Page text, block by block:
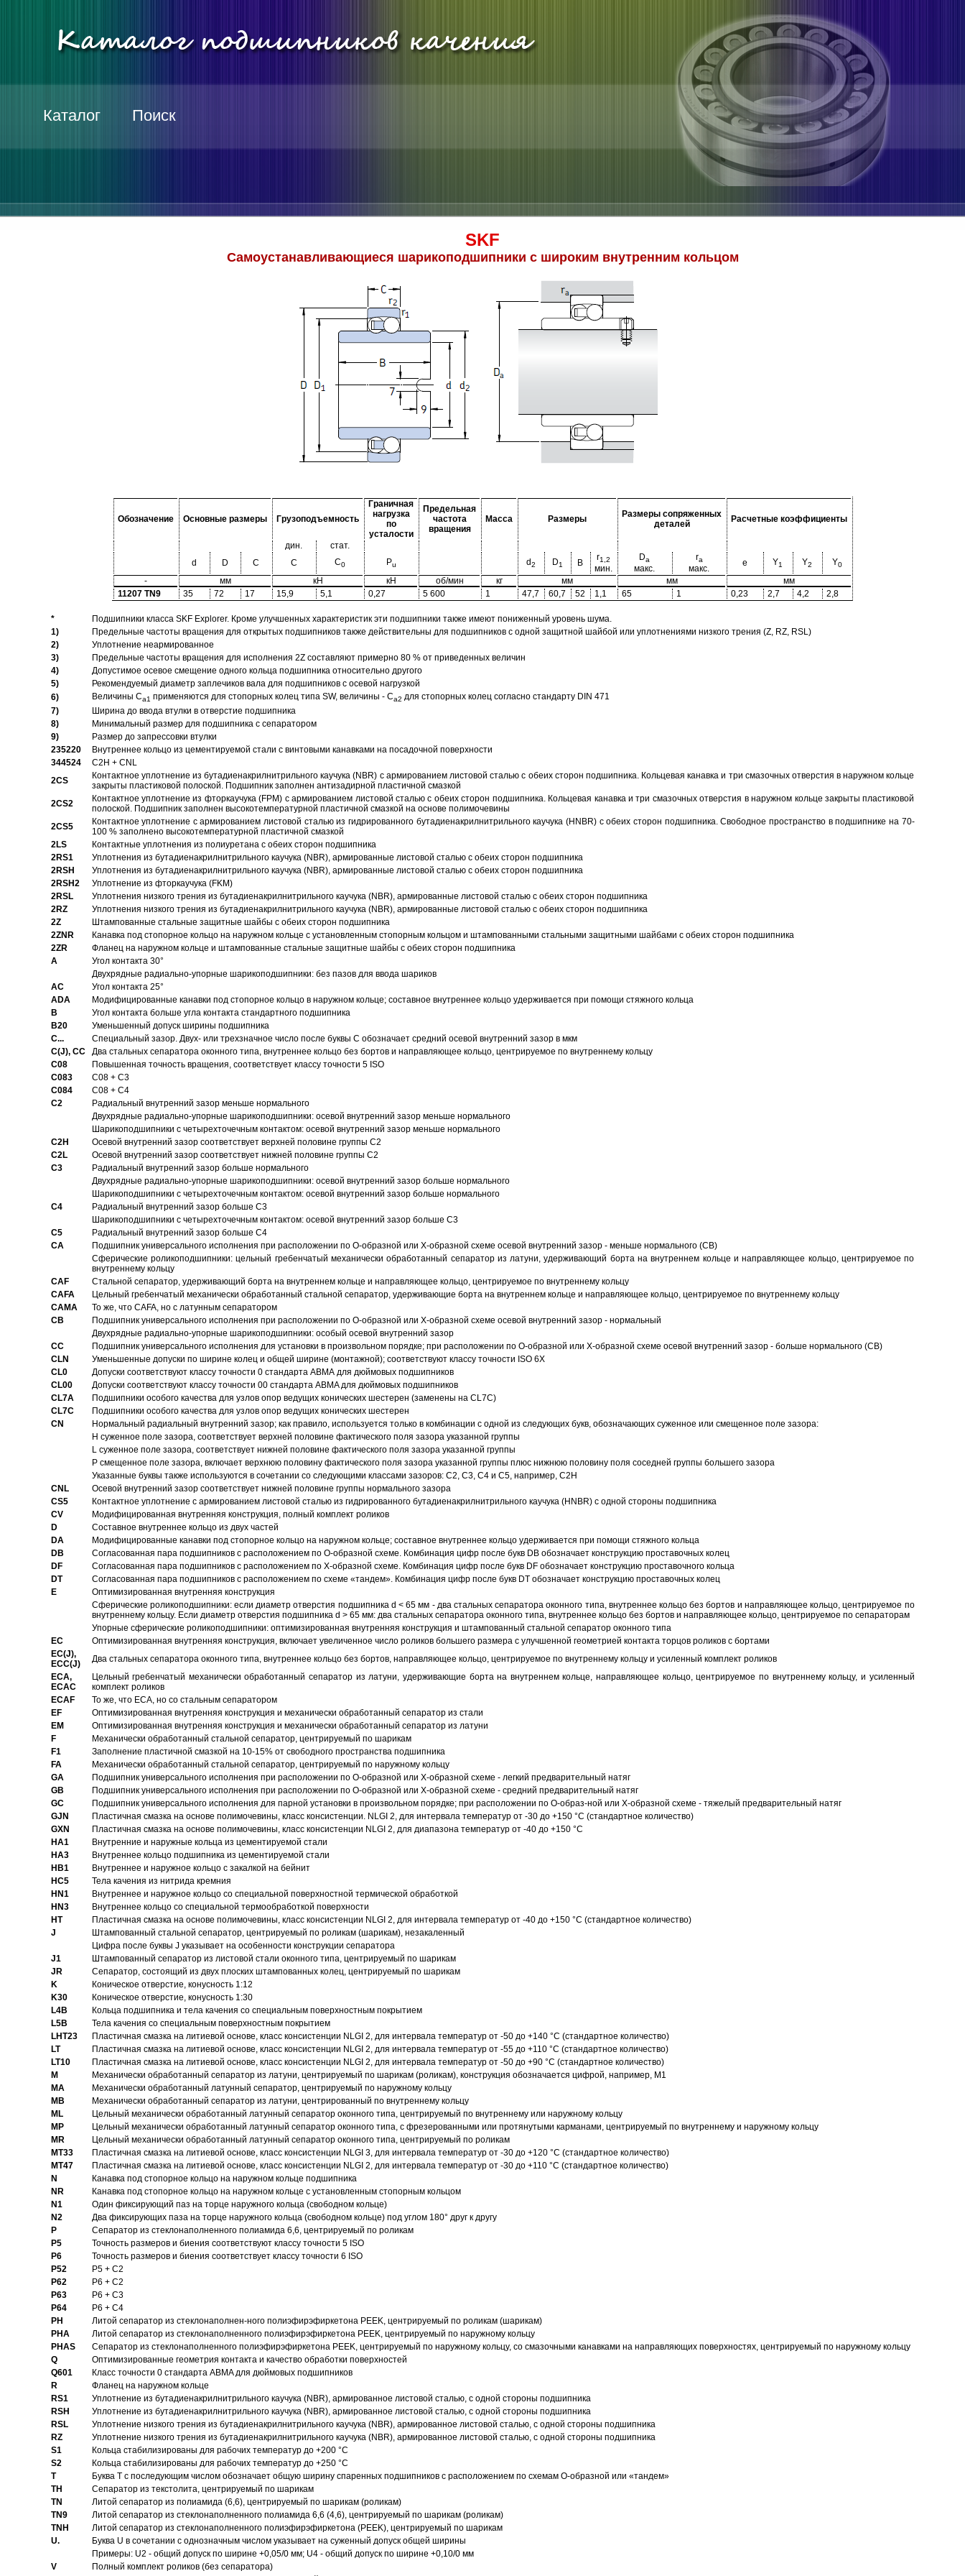
Каталог Поиск
SKF
Самоустанавливающиеся шарикоподшипники с широким внутренним кольцом
Обозначение Основные размеры Грузоподъемность
Граничная
нагрузка
по
усталости
Предельная
частота
вращения
Масса Размеры
Размеры сопряженных
деталей
Расчетные коэффициенты
дин.
стат.
d
D C C C0 Pu d2 D1 B
r1,2
мин.
Da
макс.
ra
макс.
e Y1 Y2 Y0
- мм кН кН об/мин кг мм мм
мм
11207 TN9
35 72 17 15,9 5,1 0,27 5 600 1 47,7 60,7 52 1,1 65 1 0,23 2,7 4,2 2,8
*
Подшипники класса SKF Explorer. Кроме улучшенных характеристик эти подшипники также имеют пониженный уровень шума.
1)
Предельные частоты вращения для открытых подшипников также действительны для подшипников с одной защитной шайбой или уплотнениями низкого трения (Z, RZ, RSL)
2)
Уплотнение неармированное
3)
Предельные частоты вращения для исполнения 2Z составляют примерно 80 % от приведенных величин
4)
Допустимое осевое смещение одного кольца подшипника относительно другого
5)
Рекомендуемый диаметр заплечиков вала для подшипников с осевой нагрузкой
6)
Величины Ca1 применяются для стопорных колец типа SW, величины - Ca2 для стопорных колец согласно стандарту DIN 471
7)
Ширина до ввода втулки в отверстие подшипника
8)
Минимальный размер для подшипника с сепаратором
9)
Размер до запрессовки втулки
235220
Внутреннее кольцо из цементируемой стали с винтовыми канавками на посадочной поверхности
344524
C2H + CNL
2CS
Контактное уплотнение из бутадиенакрилнитрильного каучука (NBR) с армированием листовой сталью с обеих сторон подшипника. Кольцевая канавка и три смазочных отверстия в наружном кольце
закрыты пластиковой полоской. Подшипник заполнен антизадирной пластичной смазкой
2CS2
Контактное уплотнение из фторкаучука (FPM) с армированием листовой сталью с обеих сторон подшипника. Кольцевая канавка и три смазочных отверстия в наружном кольце закрыты пластиковой
полоской. Подшипник заполнен высокотемпературной пластичной смазкой на основе полимочевины
2CS5
Контактное уплотнение с армированием листовой сталью из гидрированного бутадиенакрилнитрильного каучука (HNBR) с обеих сторон подшипника. Свободное пространство в подшипнике на 70-
100 % заполнено высокотемпературной пластичной смазкой
2LS
Контактные уплотнения из полиуретана с обеих сторон подшипника
2RS1
Уплотнения из бутадиенакрилнитрильного каучука (NBR), армированные листовой сталью с обеих сторон подшипника
2RSH
Уплотнения из бутадиенакрилнитрильного каучука (NBR), армированные листовой сталью с обеих сторон подшипника
2RSH2
Уплотнение из фторкаучука (FKM)
2RSL
Уплотнения низкого трения из бутадиенакрилнитрильного каучука (NBR), армированные листовой сталью с обеих сторон подшипника
2RZ
Уплотнения низкого трения из бутадиенакрилнитрильного каучука (NBR), армированные листовой сталью с обеих сторон подшипника
2Z
Штампованные стальные защитные шайбы с обеих сторон подшипника
2ZNR
Канавка под стопорное кольцо на наружном кольце с установленным стопорным кольцом и штампованными стальными защитными шайбами с обеих сторон подшипника
2ZR
Фланец на наружном кольце и штампованные стальные защитные шайбы с обеих сторон подшипника
A
Угол контакта 30°
Двухрядные радиально-упорные шарикоподшипники: без пазов для ввода шариков
AC
Угол контакта 25°
ADA
Модифицированные канавки под стопорное кольцо в наружном кольце; составное внутреннее кольцо удерживается при помощи стяжного кольца
B
Угол контакта больше угла контакта стандартного подшипника
B20
Уменьшенный допуск ширины подшипника
C...
Специальный зазор. Двух- или трехзначное число после буквы С обозначает средний осевой внутренний зазор в мкм
C(J), CC
Два стальных сепаратора оконного типа, внутреннее кольцо без бортов и направляющее кольцо, центрируемое по внутреннему кольцу
C08
Повышенная точность вращения, соответствует классу точности 5 ISO
C083
C08 + C3
C084
C08 + C4
C2
Pадиальный внутренний зазор меньше нормального
Двухрядные радиально-упорные шарикоподшипники: осевой внутренний зазор меньше нормального
Шарикоподшипники с четырехточечным контактом: осевой внутренний зазор меньше нормального
C2H
Осевой внутренний зазор соответствует верхней половине группы C2
C2L
Осевой внутренний зазор соответствует нижней половине группы C2
C3
Pадиальный внутренний зазор больше нормального
Двухрядные радиально-упорные шарикоподшипники: осевой внутренний зазор больше нормального
Шарикоподшипники с четырехточечным контактом: осевой внутренний зазор больше нормального
C4
Pадиальный внутренний зазор больше C3
Шарикоподшипники с четырехточечным контактом: осевой внутренний зазор больше C3
C5
Pадиальный внутренний зазор больше C4
CA
Подшипник универсального исполнения при расположении по О-образной или Х-образной схеме осевой внутренний зазор - меньше нормального (CB)
Сферические роликоподшипники: цельный гребенчатый механически обработанный сепаратор из латуни, удерживающий борта на внутреннем кольце и направляющее кольцо, центрируемое по
внутреннему кольцу
CAF
Стальной сепаратор, удерживающий борта на внутреннем кольце и направляющее кольцо, центрируемое по внутреннему кольцу
CAFA
Цельный гребенчатый механически обработанный стальной сепаратор, удерживающие борта на внутреннем кольце и направляющее кольцо, центрируемое по внутреннему кольцу
CAMA
То же, что CAFA, но с латунным сепаратором
CB
Подшипник универсального исполнения при расположении по О-образной или Х-образной схеме осевой внутренний зазор - нормальный
Двухрядные радиально-упорные шарикоподшипники: особый осевой внутренний зазор
CC
Подшипник универсального исполнения для установки в произвольном порядке; при расположении по О-образной или Х-образной схеме осевой внутренний зазор - больше нормального (CB)
CLN
Уменьшенные допуски по ширине колец и общей ширине (монтажной); соответствуют классу точности ISO 6X
CL0
Допуски соответствуют классу точности 0 стандарта АВМА для дюймовых подшипников
CL00
Допуски соответствуют классу точности 00 стандарта ABMA для дюймовых подшипников
CL7A
Подшипники особого качества для узлов опор ведущих конических шестерен (заменены на CL7C)
CL7C
Подшипники особого качества для узлов опор ведущих конических шестерен
CN
Hормальный радиальный внутренний зазор; как правило, используется только в комбинации с одной из следующих букв, обозначающих суженное или смещенное поле зазора:
H суженное поле зазора, соответствует верхней половине фактического поля зазора указанной группы
L суженное поле зазора, соответствует нижней половине фактического поля зазора указанной группы
P смещенное поле зазора, включает верхнюю половину фактического поля зазора указанной группы плюс нижнюю половину поля соседней группы большего зазора
Указанные буквы также используются в сочетании со следующими классами зазоров: С2, C3, С4 и С5, например, С2Н
CNL
Осевой внутренний зазор соответствует нижней половине группы нормального зазора
CS5
Контактное уплотнение с армированием листовой сталью из гидрированного бутадиенакрилнитрильного каучука (HNBR) с одной стороны подшипника
CV
Модифицированная внутренняя конструкция, полный комплект роликов
D
Составное внутреннее кольцо из двух частей
DA
Модифицированные канавки под стопорное кольцо на наружном кольце; составное внутреннее кольцо удерживается при помощи стяжного кольца
DB
Согласованная пара подшипников с расположением по О-образной схеме. Комбинация цифр после букв DB обозначает конструкцию проставочных колец
DF
Согласованная пара подшипников с расположением по Х-образной схеме. Комбинация цифр после букв DF обозначает конструкцию проставочного кольца
DT
Согласованная пара подшипников с расположением по схеме «тандем». Комбинация цифр после букв DT обозначает конструкцию проставочных колец
E
Оптимизированная внутренняя конструкция
Сферические роликоподшипники: если диаметр отверстия подшипника d < 65 мм - два стальных сепаратора оконного типа, внутреннее кольцо без бортов и направляющее кольцо, центрируемое по
внутреннему кольцу. Если диаметр отверстия подшипника d > 65 мм: два стальных сепаратора оконного типа, внутреннее кольцо без бортов и направляющее кольцо, центрируемое по сепараторам
Упорные сферические роликоподшипники: оптимизированная внутренняя конструкция и штампованный стальной сепаратор оконного типа
EC
Oптимизированная внутренняя конструкция, включает увеличенное число роликов большего размера с улучшенной геометрией контакта торцов роликов с бортами
EC(J),
ECC(J)
Два стальных сепаратора оконного типа, внутреннее кольцо без бортов, направляющее кольцо, центрируемое по внутреннему кольцу и усиленный комплект роликов
ECA,
ECAC
Цельный гребенчатый механически обработанный сепаратор из латуни, удерживающие борта на внутреннем кольце, направляющее кольцо, центрируемое по внутреннему кольцу, и усиленный
комплект роликов
ECAF
То же, что ECA, но со стальным сепаратором
EF
Оптимизированная внутренняя конструкция и механически обработанный сепаратор из стали
EM
Оптимизированная внутренняя конструкция и механически обработанный сепаратор из латуни
F
Механически обработанный стальной сепаратор, центрируемый по шарикам
F1
Заполнение пластичной смазкой на 10-15% от свободного пространства подшипника
FA
Механически обработанный стальной сепаратор, центрируемый по наружному кольцу
GA
Подшипник универсального исполнения при расположении по О-образной или Х-образной схеме - легкий предварительный натяг
GB
Подшипник универсального исполнения при расположении по О-образной или Х-образной схеме - средний предварительный натяг
GC
Подшипник универсального исполнения для парной установки в произвольном порядке; при расположении по О-образ-ной или Х-образной схеме - тяжелый предварительный натяг
GJN
Пластичная смазка на основе полимочевины, класс консистенции. NLGI 2, для интервала температур от -30 до +150 °C (стандартное количество)
GXN
Пластичная смазка на основе полимочевины, класс консистенции NLGI 2, для диапазона температур от -40 до +150 °C
HA1
Внутренние и наружные кольца из цементируемой стали
HA3
Bнутреннее кольцо подшипника из цементируемой стали
HB1
Bнутреннее и наружное кольцо с закалкой на бейнит
HC5
Тела качения из нитрида кремния
HN1
Bнутреннее и наружное кольцо со специальной поверхностной термической обработкой
HN3
Внутреннее кольцо со специальной термообработкой поверхности
HT
Пластичная смазка на основе полимочевины, класс консистенции NLGI 2, для интервала температур от -40 до +150 °C (стандартное количество)
J
Штампованный стальной сепаратор, центрируемый по роликам (шарикам), незакаленный
Цифра после буквы J указывает на особенности конструкции сепаратора
J1
Штампованный сепаратор из листовой стали оконного типа, центрируемый по шарикам
JR
Сепаратор, состоящий из двух плоских штампованных колец, центрируемый по шарикам
K
Коническое отверстие, конусность 1:12
K30
Коническое отверстие, конусность 1:30
L4B
Кольца подшипника и тела качения со специальным поверхностным покрытием
L5B
Тела качения со специальным поверхностным покрытием
LHT23
Пластичная смазка на литиевой основе, класс консистенции NLGI 2, для интервала температур от -50 до +140 °C (стандартное количество)
LT
Пластичная смазка на литиевой основе, класс консистенции NLGI 2, для интервала температур от -55 до +110 °C (стандартное количество)
LT10
Пластичная смазка на литиевой основе, класс консистенции NLGI 2, для интервала температур от -50 до +90 °C (стандартное количество)
M
Механически обработанный сепаратор из латуни, центрируемый по шарикам (роликам), конструкция обозначается цифрой, например, M1
MA
Механически обработанный латунный сепаратор, центрируемый по наружному кольцу
MB
Механически обработанный сепаратор из латуни, центрированный по внутреннему кольцу
ML
Цельный механически обработанный латунный сепаратор оконного типа, центрируемый по внутреннему или наружному кольцу
MP
Цельный механически обработанный латунный сепаратор оконного типа, с фрезерованными или протянутыми карманами, центрируемый по внутреннему и наружному кольцу
MR
Цельный механически обработанный латунный сепаратор оконного типа, центрируемый по роликам
MT33
Пластичная смазка на литиевой основе, класс консистенции NLGI 3, для интервала температур от -30 до +120 °C (стандартное количество)
MT47
Пластичная смазка на литиевой основе, класс консистенции NLGI 2, для интервала температур от -30 до +110 °C (стандартное количество)
N
Канавка под стопорное кольцо на наружном кольце подшипника
NR
Канавка под стопорное кольцо на наружном кольце с установленным стопорным кольцом
N1
Один фиксирующий паз на торце наружного кольца (свободном кольце)
N2
Два фиксирующих паза на торце наружного кольца (свободном кольце) под углом 180° друг к другу
P
Cепаратор из стеклонаполненного полиамида 6,6, центрируемый по роликам
P5
Точность размеров и биения соответствуют классу точности 5 ISO
P6
Точность размеров и биения соответствует классу точности 6 ISO
P52
P5 + C2
P62
P6 + C2
P63
P6 + C3
P64
P6 + C4
PH
Литой сепаратор из стеклонаполнен-ного полиэфирэфиркетона PEEK, центрируемый по роликам (шарикам)
PHA
Литой сепаратор из стеклонаполненного полиэфирэфиркетона PEEK, центрируемый по наружному кольцу
PHAS
Сепаратор из стеклонаполненного полиэфирэфиркетона PEEK, центрируемый по наружному кольцу, со смазочными канавками на направляющих поверхностях, центрируемый по наружному кольцу
Q
Оптимизированные геометрия контакта и качество обработки поверхностей
Q601
Класс точности 0 стандарта ABMA для дюймовых подшипников
R
Фланец на наружном кольце
RS1
Уплотнение из бутадиенакрилнитрильного каучука (NBR), армированное листовой сталью, с одной стороны подшипника
RSH
Уплотнение из бутадиенакрилнитрильного каучука (NBR), армированное листовой сталью, с одной стороны подшипника
RSL
Уплотнение низкого трения из бутадиенакрилнитрильного каучука (NBR), армированное листовой сталью, с одной стороны подшипника
RZ
Уплотнение низкого трения из бутадиенакрилнитрильного каучука (NBR), армированное листовой сталью, с одной стороны подшипника
S1
Кольца стабилизированы для рабочих температур до +200 °C
S2
Кольца стабилизированы для рабочих температур до +250 °C
T
Буква T с последующим числом обозначает общую ширину спаренных подшипников с расположением по схемам О-образной или «тандем»
TH
Сепаратор из текстолита, центрируемый по шарикам
TN
Литой сепаратор из полиамида (6,6), центрируемый по шарикам (роликам)
TN9
Литой сепаратор из стеклонаполненного полиамида 6,6 (4,6), центрируемый по шарикам (роликам)
TNH
Литой сепаратор из стеклонаполненного полиэфирэфиркетона (PEEK), центрируемый по шарикам
U.
Буква U в сочетании с однозначным числом указывает на суженный допуск общей ширины
Примеры: U2 - общий допуск по ширине +0,05/0 мм; U4 - общий допуск по ширине +0,10/0 мм
V
Полный комплект роликов (без сепаратора)